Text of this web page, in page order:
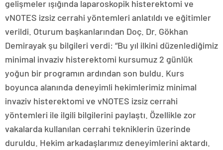
gelişmeler ışığında laparoskopik histerektomi ve
vNOTES izsiz cerrahi yöntemleri anlatıldı ve eğitimler
verildi. Oturum başkanlarından Doç. Dr. Gökhan
Demirayak şu bilgileri verdi: “Bu yıl ilkini düzenlediğimiz
minimal invaziv histerektomi kursumuz 2 günlük
yoğun bir programın ardından son buldu. Kurs
boyunca alanında deneyimli hekimlerimiz minimal
invaziv histerektomi ve vNOTES izsiz cerrahi
yöntemleri ile ilgili bilgilerini paylaştı. Özellikle zor
vakalarda kullanılan cerrahi tekniklerin üzerinde
duruldu. Hekim arkadaşlarımız deneyimlerini aktardı.